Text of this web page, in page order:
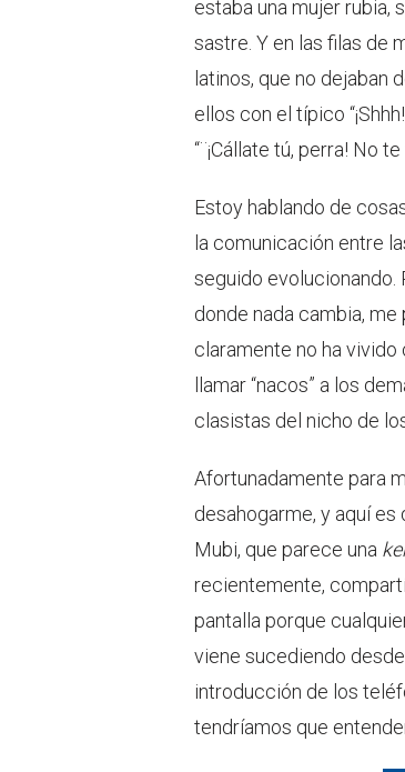
estaba una mujer rubia,
sastre. Y en las filas de
latinos, que no dejaban
ellos con el típico
“¨¡Cállate tú, perra! No
Estoy hablando de
la comunicación entre
seguido evolucionando.
donde nada cambia,
claramente no ha
llamar “nacos” a los
clasistas del nicho de
Afortunadamente para
desahogarme, y aquí
Mubi, que parece una
recientemente,
pantalla porque
viene sucediendo
introducción de los
tendríamos que